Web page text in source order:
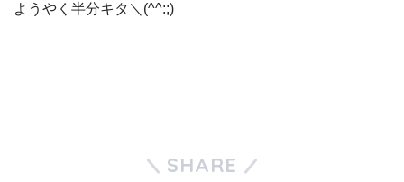
ようやく半分キタ＼(^^:;)
SHARE